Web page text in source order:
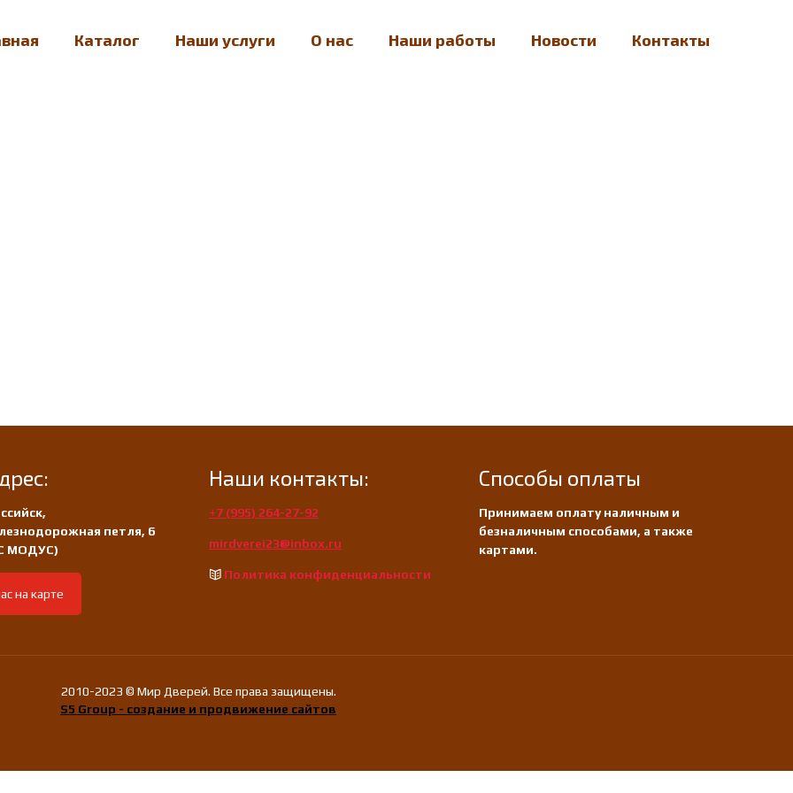
Каталог Наши услуги О нас Наши работы Новости Контакты
петля, 6
МОДУС)
на карте
Наши контакты:
+7 (995) 264-27-92
mirdverei23@inbox.ru
Политика конфиденциальности
Способы оплаты
Принимаем оплату наличным и
безналичным способами, а также
картами.
2010-2023 © Мир Дверей. Все права защищены.
S5 Group - создание и продвижение сайтов